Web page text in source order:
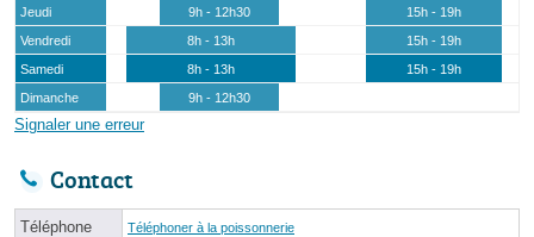
Jeudi
9h - 12h30
15h - 19h
Vendredi
8h - 13h
15h - 19h
Samedi
8h - 13h
15h - 19h
Dimanche
9h - 12h30
Signaler une erreur
Contact
Téléphone Téléphoner à la poissonnerie